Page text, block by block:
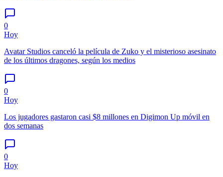
0
Hoy
Avatar Studios canceló la película de Zuko y el misterioso asesinato
de los últimos dragones, según los medios
0
Hoy
Los jugadores gastaron casi $8 millones en Digimon Up móvil en
dos semanas
0
Hoy